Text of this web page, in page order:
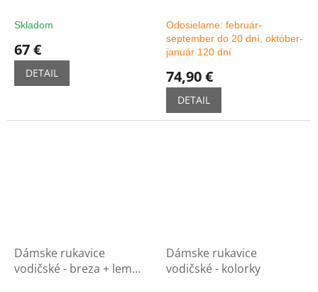
Skladom
67 €
DETAIL
Odosielame: február-
september do 20 dní, október-
január 120 dní
74,90 €
DETAIL
Dámske rukavice
vodičské - breza + lem
Dámske rukavice
vodičské - kolorky